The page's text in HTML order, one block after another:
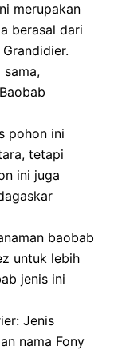
merupakan
berasal dari
pohon ini
tetapi
ini juga
baobab
untuk lebih
jenis ini
Jenis
nama Fony